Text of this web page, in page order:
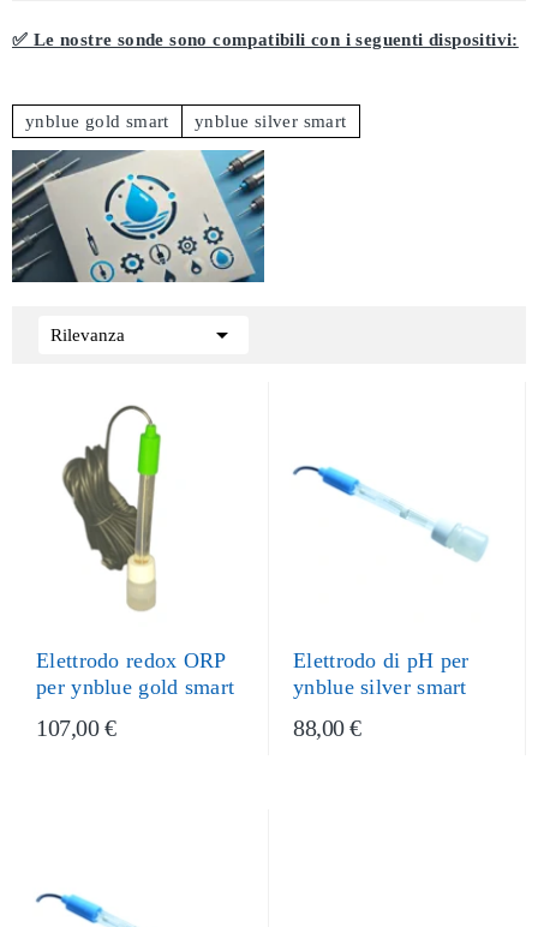
✅ Le nostre sonde sono compatibili con i seguenti dispositivi:
ynblue gold smart ynblue silver smart
Rilevanza 
Elettrodo redox ORP
per ynblue gold smart
107,00 €
Elettrodo di pH per
ynblue silver smart
88,00 €